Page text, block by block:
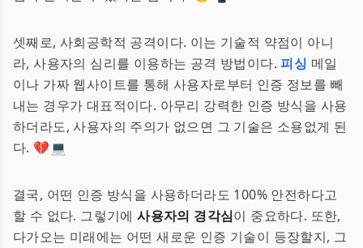
셋째로, 사회공학적 공격이다. 이는 기술적 약점이 아니
라, 사용자의 심리를 이용하는 공격 방법이다.피싱 메일
이나 가짜 웹사이트를 통해 사용자로부터 인증 정보를 빼
내는 경우가 대표적이다. 아무리 강력한 인증 방식을 사용
하더라도, 사용자의 주의가 없으면 그 기술은 소용없게 된
다. 💔💻
결국, 어떤 인증 방식을 사용하더라도 100% 안전하다고
할 수 없다. 그렇기에사용자의 경각심이 중요하다. 또한,
다가오는 미래에는 어떤 새로운 인증 기술이 등장할지, 그